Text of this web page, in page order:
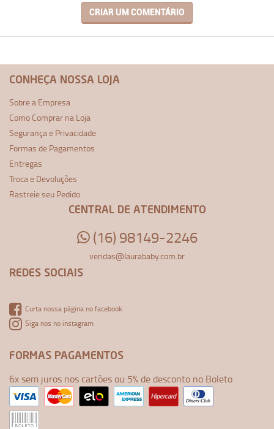
CRIAR UM COMENTÁRIO
CONHEÇA NOSSA LOJA
Sobre a Empresa
Como Comprar na Loja
Segurança e Privacidade
Formas de Pagamentos
Entregas
Troca e Devoluções
Rastreie seu Pedido
CENTRAL DE ATENDIMENTO
(16) 98149-2246
vendas@laurababy.com.br
REDES SOCIAIS
Curta nossa página no facebook
Siga nos no instagram
FORMAS PAGAMENTOS
6x sem juros nos cartões ou 5% de desconto no Boleto